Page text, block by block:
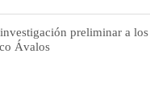
preliminar a
Ávalos